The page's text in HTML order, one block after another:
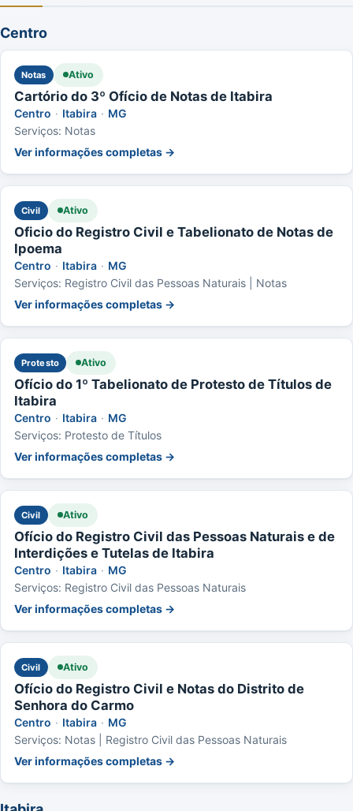
Centro
Notas Ativo
Cartório do 3º Ofício de Notas de Itabira
Centro · Itabira · MG
Serviços: Notas
Ver informações completas →
Civil Ativo
Oficio do Registro Civil e Tabelionato de Notas de
Ipoema
Centro · Itabira · MG
Serviços: Registro Civil das Pessoas Naturais | Notas
Ver informações completas →
Protesto Ativo
Ofício do 1º Tabelionato de Protesto de Títulos de
Itabira
Centro · Itabira · MG
Serviços: Protesto de Títulos
Ver informações completas →
Civil Ativo
Ofício do Registro Civil das Pessoas Naturais e de
Interdições e Tutelas de Itabira
Centro · Itabira · MG
Serviços: Registro Civil das Pessoas Naturais
Ver informações completas →
Civil Ativo
Ofício do Registro Civil e Notas do Distrito de
Senhora do Carmo
Centro · Itabira · MG
Serviços: Notas | Registro Civil das Pessoas Naturais
Ver informações completas →